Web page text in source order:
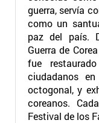
guerra, servía
como un
paz del país.
Guerra de
fue
ciudadanos
octogonal, y
coreanos.
Festival de los